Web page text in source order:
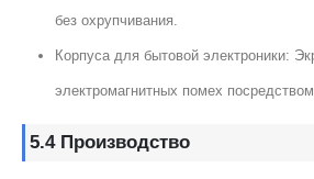
без охрупчивания.
Корпуса для бытовой электроники:
электромагнитных помех
5.4 Производство